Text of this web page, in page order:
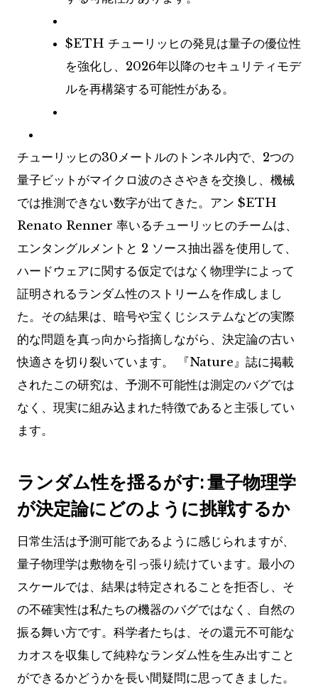
$ETH チューリッヒの発見は量子の優位性
を強化し、2026年以降のセキュリティモデ
ルを再構築する可能性がある。
チューリッヒの30メートルのトンネル内で、2つの
量子ビットがマイクロ波のささやきを交換し、機械
では推測できない数字が出てきた。アン $ETH
Renato Renner 率いるチューリッヒのチームは、
エンタングルメントと 2 ソース抽出器を使用して、
ハードウェアに関する仮定ではなく物理学によって
証明されるランダム性のストリームを作成しまし
た。その結果は、暗号や宝くじシステムなどの実際
的な問題を真っ向から指摘しながら、決定論の古い
快適さを切り裂いています。 『Nature』誌に掲載
されたこの研究は、予測不可能性は測定のバグでは
なく、現実に組み込まれた特徴であると主張してい
ます。
ランダム性を揺るがす: 量子物理学
が決定論にどのように挑戦するか
日常生活は予測可能であるように感じられますが、
量子物理学は敷物を引っ張り続けています。最小の
スケールでは、結果は特定されることを拒否し、そ
の不確実性は私たちの機器のバグではなく、自然の
振る舞い方です。科学者たちは、その還元不可能な
カオスを収集して純粋なランダム性を生み出すこと
ができるかどうかを長い間疑問に思ってきました。